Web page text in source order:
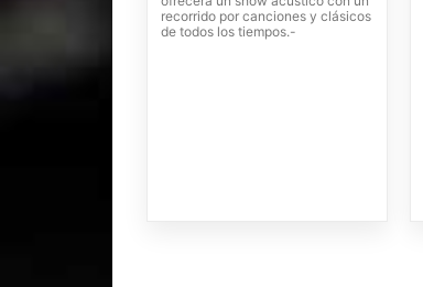
recorrido por canciones y clásicos
de todos los tiempos.-